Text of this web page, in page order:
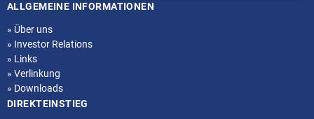
Seitenstruktur
ALLGEMEINE INFORMATIONEN
» Über uns
» Investor Relations
» Links
» Verlinkung
» Downloads
DIREKTEINSTIEG